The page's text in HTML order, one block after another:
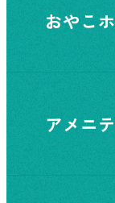
おやこ
アメニ